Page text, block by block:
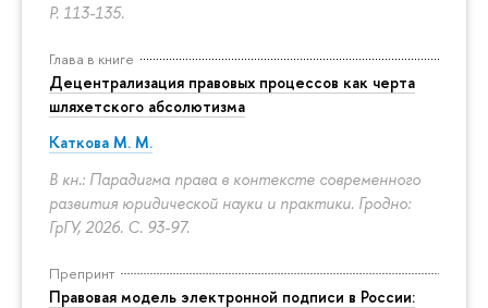
P. 113-135.
Глава в книге
Децентрализация правовых процессов как черта
шляхетского абсолютизма
Каткова М. М.
В кн.: Парадигма права в контексте современного
развития юридической науки и практики. Гродно:
ГрГУ, 2026. С. 93-97.
Препринт
Правовая модель электронной подписи в России: